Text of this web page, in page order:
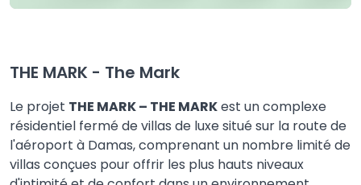
THE MARK - The Mark
Le projet THE MARK – THE MARKest un complexe
résidentiel fermé de villas de luxe situé sur la route de
l'aéroport à Damas, comprenant un nombre limité de
villas conçues pour offrir les plus hauts niveaux